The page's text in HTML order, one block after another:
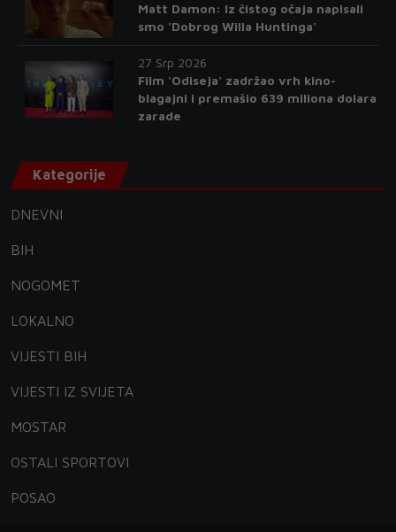
Matt Damon: Iz čistog očaja napisali
smo 'Dobrog Willa Huntinga'
27 Srp 2026
Film 'Odiseja' zadržao vrh kino-
blagajni i premašio 639 miliona dolara
zarade
Kategorije
DNEVNI
BIH
NOGOMET
LOKALNO
VIJESTI BIH
VIJESTI IZ SVIJETA
MOSTAR
OSTALI SPORTOVI
POSAO